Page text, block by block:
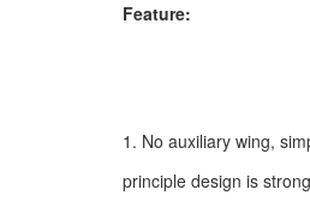
Feature:
1. No auxiliary wing,
principle design is